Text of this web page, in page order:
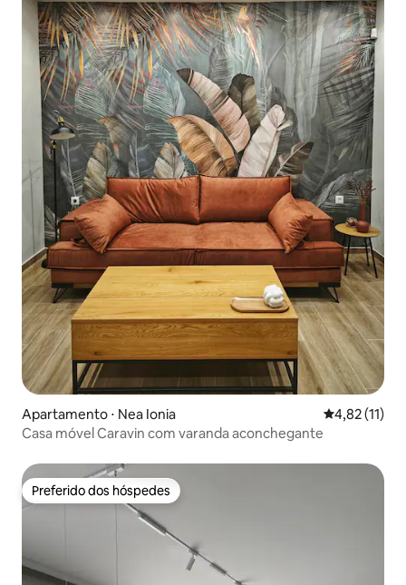
Apartamento ⋅ Nea Ionia 4,82 de uma
4,82 (11)
Casa móvel Caravin com varanda aconchegante
Preferido dos hóspedes
Preferido dos hóspedes